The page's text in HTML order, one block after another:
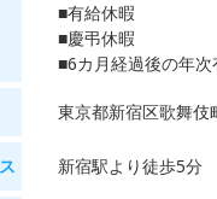
■有給休暇
■慶弔休暇
■6カ月経過後の年次
東京都新宿区歌舞伎
新宿駅より徒歩5分